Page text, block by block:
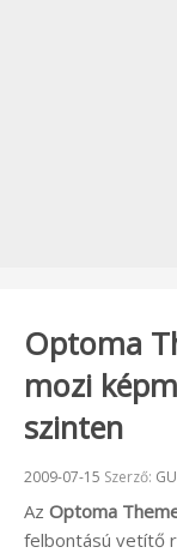
Optoma
mozi
szinten
Beküldve:
2009-07-15 Szerző:
Az Optoma
felbontású vetítő